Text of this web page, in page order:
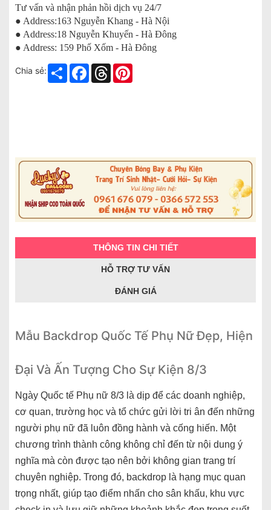
Tư vấn và nhận phản hồi dịch vụ 24/7
● Address:163 Nguyễn Khang - Hà Nội
● Address:18 Nguyễn Khuyến - Hà Đông
● Address: 159 Phố Xốm - Hà Đông
Chia sẻ: Share Facebook
Threads
THÔNG TIN CHI TIẾT
HỖ TRỢ TƯ VẤN
ĐÁNH GIÁ
Mẫu Backdrop Quốc Tế Phụ Nữ Đẹp, Hiện
Đại Và Ấn Tượng Cho Sự Kiện 8/3
Ngày Quốc tế Phụ nữ 8/3 là dịp để các doanh nghiệp,
cơ quan, trường học và tổ chức gửi lời tri ân đến những
người phụ nữ đã luôn đồng hành và cống hiến. Một
chương trình thành công không chỉ đến từ nội dung ý
nghĩa mà còn được tạo nên bởi không gian trang trí
chuyên nghiệp. Trong đó, backdrop là hạng mục quan
trọng nhất, giúp tạo điểm nhấn cho sân khấu, khu vực